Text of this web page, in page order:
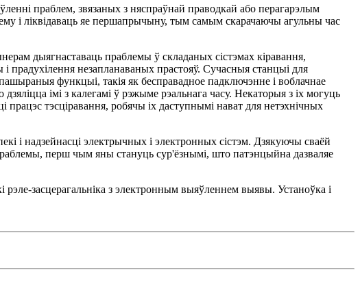
праблем, звязаных з няспраўнай праводкай або перагарэлым
і ліквідаваць яе першапрычыну, тым самым скарачаючы агульны час
дыягнаставаць праблемы ў складаных сістэмах кіравання,
незапланаваных прастояў. Сучасныя станцыі для
функцыі, такія як бесправадное падключэнне і воблачнае
імі з калегамі ў рэжыме рэальнага часу. Некаторыя з іх могуць
тэсціравання, робячы іх даступнымі нават для нетэхнічных
і надзейнасці электрычных і электронных сістэм. Дзякуючы сваёй
перш чым яны стануць сур'ёзнымі, што патэнцыйна дазваляе
засцерагальніка з электронным выяўленнем выявы. Устаноўка і